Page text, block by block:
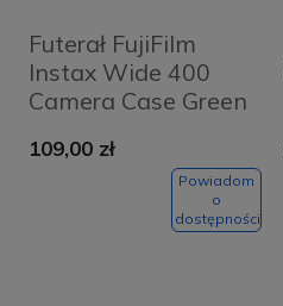
Futerał FujiFilm
Instax Wide 400
Camera Case Green
109,00 zł
Powiadom
o
dostępności